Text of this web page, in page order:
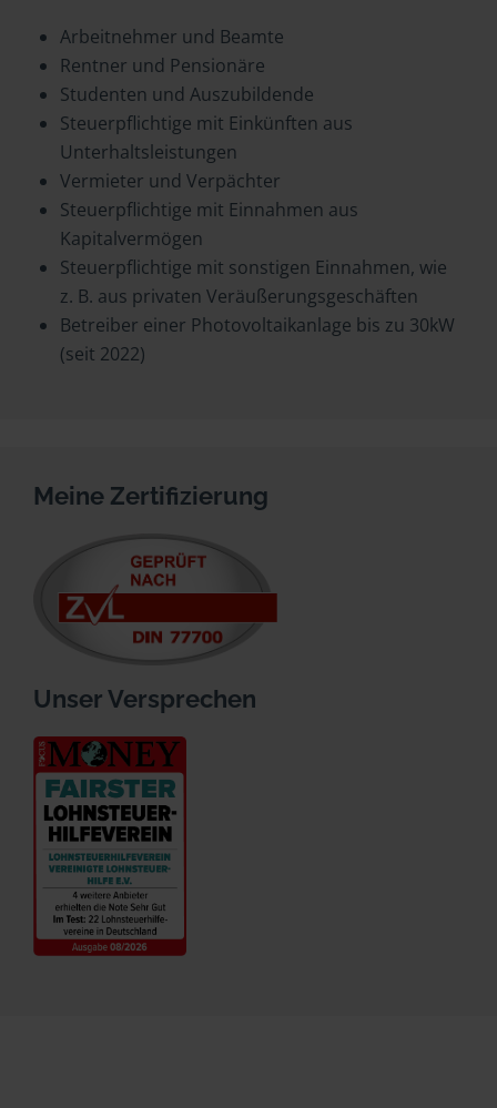
Arbeitnehmer und Beamte
Rentner und Pensionäre
Studenten und Auszubildende
Steuerpflichtige mit Einkünften aus
Unterhaltsleistungen
Vermieter und Verpächter
Steuerpflichtige mit Einnahmen aus
Kapitalvermögen
Steuerpflichtige mit sonstigen Einnahmen, wie
z. B. aus privaten Veräußerungsgeschäften
Betreiber einer Photovoltaikanlage bis zu 30kW
(seit 2022)
Meine Zertifizierung
Unser Versprechen